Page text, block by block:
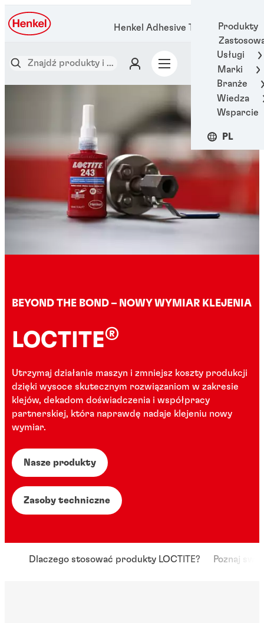
Produkty
Usługi
Marki
Branże
Wiedza
Wsparcie
PL
Henkel Adhesive Technologies
BEYOND THE BOND – NOWY WYMIAR KLEJENIA
LOCTITE®
Utrzymaj działanie maszyn i zmniejsz koszty produkcji
dzięki wysoce skutecznym rozwiązaniom w zakresie
klejów, dekadom doświadczenia i współpracy
partnerskiej, która naprawdę nadaje klejeniu nowy
wymiar.
Zasoby techniczne
Nasze produkty
Dlaczego stosować produkty LOCTITE? Poznaj